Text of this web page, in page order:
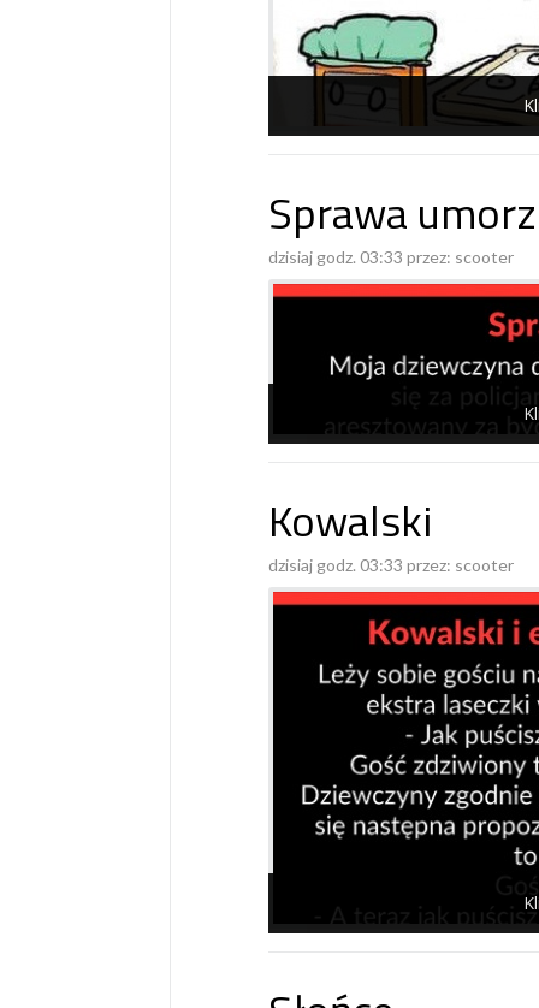
Sprawa
dzisiaj godz. 03:33 przez: scooter
Kowalski
dzisiaj godz. 03:33 przez: scooter